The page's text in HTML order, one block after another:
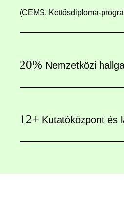
(CEMS, Kettősdiploma-
20% Nemzetközi
12+ Kutatóközpont és